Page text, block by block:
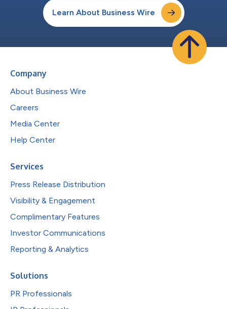
Learn About Business Wire
Company
About Business Wire
Careers
Media Center
Help Center
Services
Press Release Distribution
Visibility & Engagement
Complimentary Features
Investor Communications
Reporting & Analytics
Solutions
PR Professionals